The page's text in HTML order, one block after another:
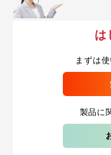
は
まずは
製品に